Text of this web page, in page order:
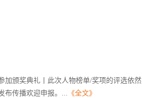
加颁奖典礼丨此次人物榜单/奖项的评选依然
布传播欢迎申报。... 《全文》